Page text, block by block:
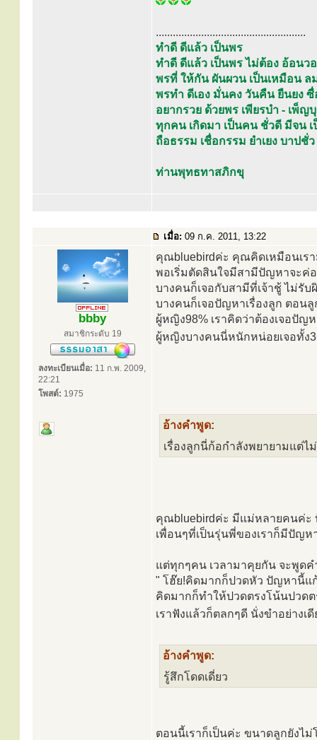
.....................................................
ทำดี ดีแล้ว เป็นพร
ทำดี ดีแล้ว เป็นพร ไม่ต้อง อ้อนว
พรที่ ให้กัน ผันผวน เป็นเหมือน
พรทำ ดีเอง มั่นคง วันคืน ยืนยง ซื่
อยากรวย ด้วยพร เพียรบำ - เพ็
ทุกคน เกิดมา เป็นคน ชั่วดี มีจน เ
ถือธรรม เชื่อกรรม ยำเยง บาปชั่
ท่านพุทธทาสภิกขุ
เมื่อ: 09 ก.ค. 2011, 13:22
bbby
สมาชิกระดับ 19
ลงทะเบียนเมื่อ: 11 ก.พ. 2009,
22:21
โพสต์: 1975
คุณbluebirdค่ะ คุณคิดเหมือนเร
พอเริ่มตัดสินใจมีสามีปัญหาจะค่
บางคนก็เจอกับสามีที่เจ้าชู้ ไม่รับ
บางคนก็เจอปัญหาเรื่องลูก ตอนลู
ผู้หญิง98% เราคิดว่าต้องเจอปั
ผู้หญิงบางคนนี่หนักหน่อยเจอทั้ง
อ้างคำพูด:
เรื่องลูกนี่ก้อกำลังพยายามแต่ไ
คุณbluebirdค่ะ มีแม่หลายคนค่
เพื่อนๆที่เป็นรุ่นพี่ของเราก็มีปัญห
แต่ทุกๆคน เวลามาคุยกัน จะพูดค
" โฮ๊ย!คิดมากก็ปวดหัว ปัญหานี้แ
คิดมากก็ทำให้ปวดตรงโน้นปวดต
เราฟังแล้วก็ตลกๆดี นั่งขำอย่างเ
อ้างคำพูด:
รู้สึกโดดเดี่ยว
ตอนนี้เราก็เป็นค่ะ ขนาดลูกยังไม่